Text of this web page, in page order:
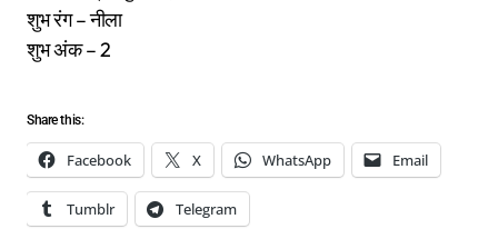
शुभ रंग – नीला
शुभ अंक – 2
Share this:
Facebook X WhatsApp Email
Tumblr Telegram